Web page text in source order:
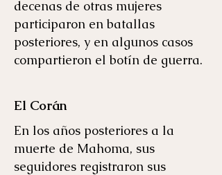
decenas de otras mujeres
participaron en batallas
posteriores, y en algunos casos
compartieron el botín de guerra.
El Corán
En los años posteriores a la
muerte de Mahoma, sus
seguidores registraron sus